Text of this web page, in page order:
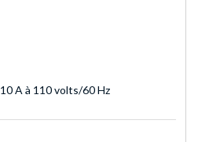
A à 110 volts/60 Hz